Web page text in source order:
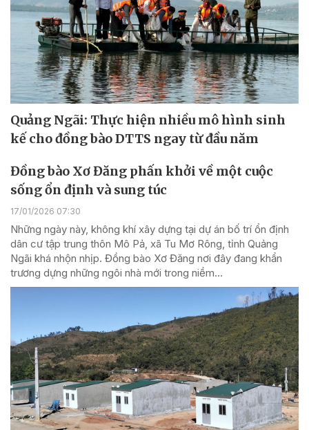
Quảng Ngãi: Thực hiện nhiều mô hình sinh
kế cho đồng bào DTTS ngay từ đầu năm
Đồng bào Xơ Đăng phấn khởi về một cuộc
sống ổn định và sung túc
17/01/2026 07:30
Những ngày này, không khí xây dựng tại dự án bố trí ổn định
dân cư tập trung thôn Mô Pả, xã Tu Mơ Rông, tỉnh Quảng
Ngãi khá nhộn nhịp. Đồng bào Xơ Đăng nơi đây đang khẩn
trương dựng những ngôi nhà mới trong niềm...